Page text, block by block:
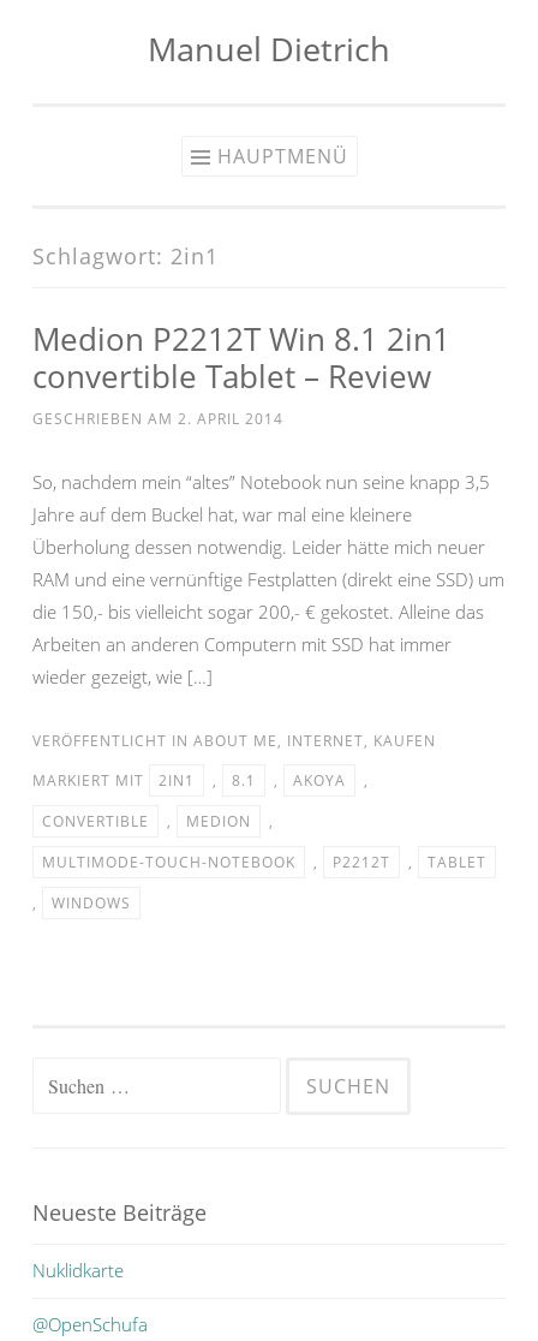
Manuel Dietrich
HAUPTMENÜ
Schlagwort: 2in1
Medion P2212T Win 8.1 2in1
convertible Tablet – Review
GESCHRIEBEN AM 2. APRIL 2014
So, nachdem mein “altes” Notebook nun seine knapp 3,5
Jahre auf dem Buckel hat, war mal eine kleinere
Überholung dessen notwendig. Leider hätte mich neuer
RAM und eine vernünftige Festplatten (direkt eine SSD) um
die 150,- bis vielleicht sogar 200,- € gekostet. Alleine das
Arbeiten an anderen Computern mit SSD hat immer
wieder gezeigt, wie […]
VERÖFFENTLICHT IN ABOUT ME, INTERNET, KAUFEN
MARKIERT MIT
2IN1 , 8.1 , AKOYA
,
CONVERTIBLE
, MEDION
,
MULTIMODE-TOUCH-NOTEBOOK
, P2212T ,
TABLET
,
WINDOWS
Suchen
Neueste Beiträge
Nuklidkarte
@OpenSchufa